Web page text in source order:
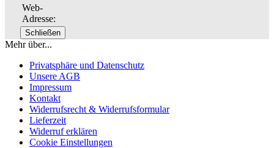
Web-
Adresse:
Schließen
Mehr über...
Privatsphäre und Datenschutz
Unsere AGB
Impressum
Kontakt
Widerrufsrecht & Widerrufsformular
Lieferzeit
Widerruf erklären
Cookie Einstellungen